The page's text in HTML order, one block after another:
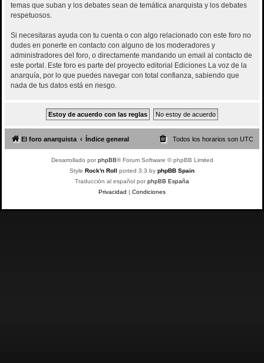
temas que suban y los debates sean de temática anarquista y los debates
respetuosos.
Si necesitaras ayuda con tu cuenta o con algo relacionado con este foro no
dudes en ponerte en contacto con alguno de los moderadores y
administradores del foro, o directamente mandando un email al contacto de
este portal. Este foro es parte del proyecto editorial Ediciones La voz de la
anarquía, por lo que puedes navegar con total confianza, sabiendo que
nada de tus datos está en riesgo.
El foro anarquista Índice general Todos los horarios son UTC
Desarrollado porphpBB® Forum Software © phpBB Limited
Style Rock'n Roll ported 3.3 by phpBB Spain
Traducción al español porphpBB España
Privacidad | Condiciones